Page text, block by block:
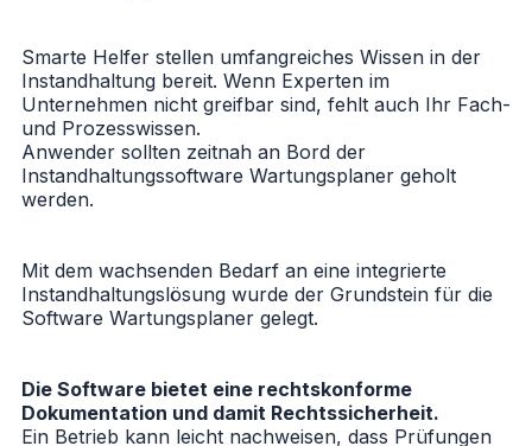
Smarte Helfer stellen umfangreiches Wissen in der
Instandhaltung bereit. Wenn Experten im
Unternehmen nicht greifbar sind, fehlt auch Ihr Fach-
und Prozesswissen.
Anwender sollten zeitnah an Bord der
Instandhaltungssoftware Wartungsplaner geholt
werden.
Mit dem wachsenden Bedarf an eine integrierte
Instandhaltungslösung wurde der Grundstein für die
Software Wartungsplaner gelegt.
Die Software bietet eine rechtskonforme
Dokumentation und damit Rechtssicherheit.
Ein Betrieb kann leicht nachweisen, dass Prüfungen